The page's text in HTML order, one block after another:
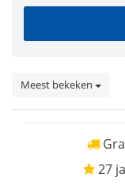
Meest bekeken
27